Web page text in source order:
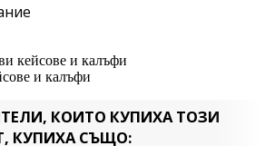
кейсове и калъфи
и калъфи
КОИТО КУПИХА ТОЗИ
КУПИХА СЪЩО: